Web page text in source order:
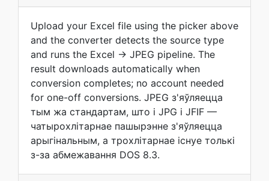
Upload your Excel file using the picker above
and the converter detects the source type
and runs the Excel → JPEG pipeline. The
result downloads automatically when
conversion completes; no account needed
for one-off conversions. JPEG з'яўляецца
тым жа стандартам, што і JPG і JFIF —
чатырохлітарнае пашырэнне з'яўляецца
арыгінальным, а трохлітарнае існуе толькі
з-за абмежавання DOS 8.3.